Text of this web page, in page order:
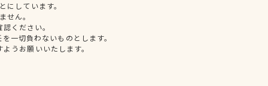
しています。
せん。
ください。
一切負わないものとします。
うお願いいたします。